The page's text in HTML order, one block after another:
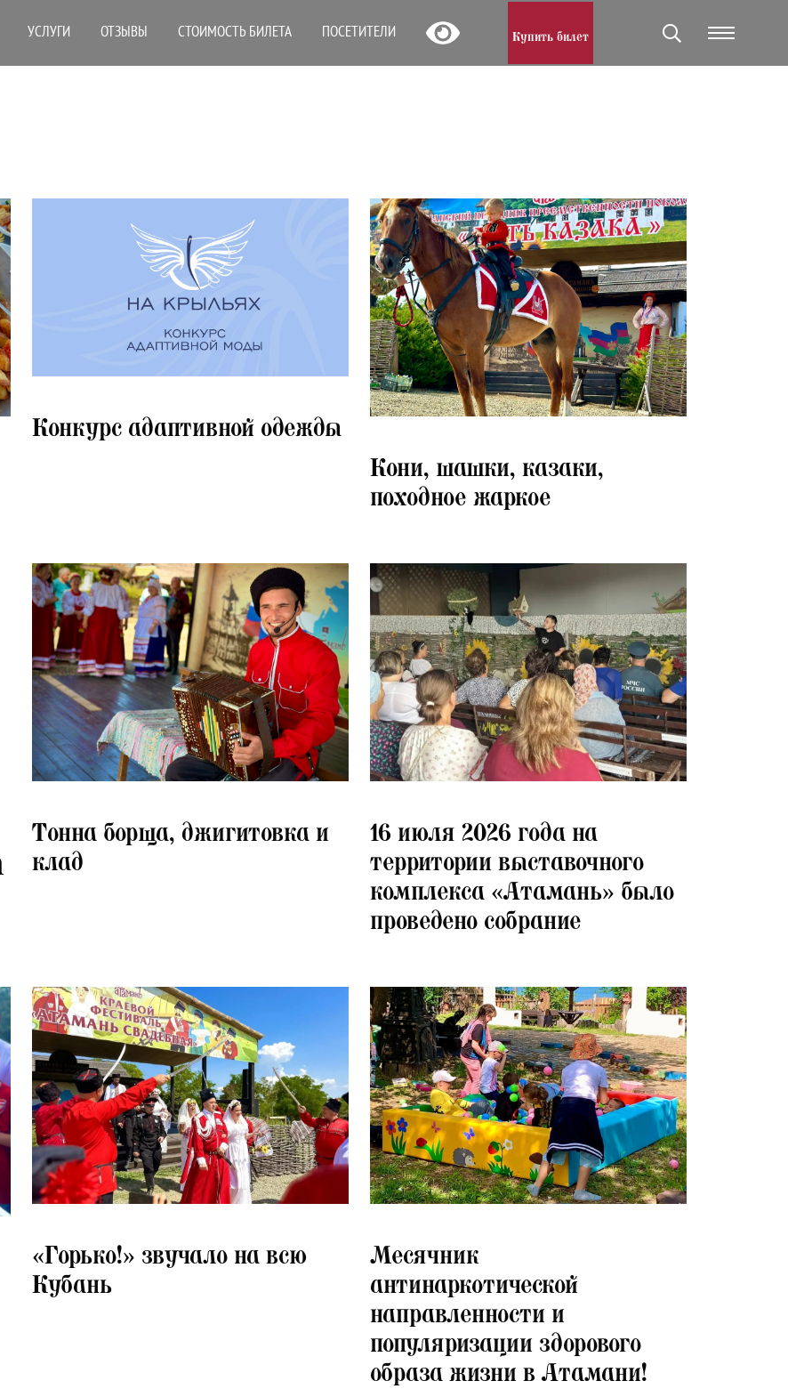
УСЛУГИ ОТЗЫВЫ СТОИМОСТЬ БИЛЕТА ПОСЕТИТЕЛИ Купить билет
Конкурс адаптивной одежды
Кони, шашки, казаки,
походное жаркое
Тонна борща, джигитовка и
клад
16 июля 2026 года на
территории выставочного
комплекса «Атамань» было
проведено собрание
«Горько!» звучало на всю
Кубань
Месячник
антинаркотической
направленности и
популяризации здорового
образа жизни в Атамани!